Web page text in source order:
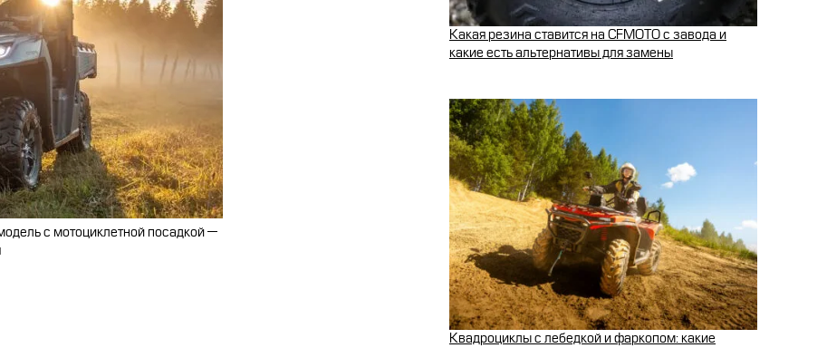
CFMOTO ФИНАНС
ЛИЗИНГ
СТАТЬ ПОСТАВЩИКОМ
с мотоциклетной посадкой —
Какая резина ставится на CFMOTO с завода и
какие есть альтернативы для замены
Квадроциклы с лебедкой и фаркопом: какие